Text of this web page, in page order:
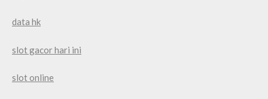
data hk
slot gacor hari ini
slot online